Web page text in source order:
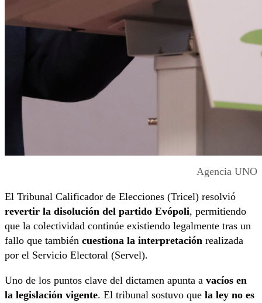
Agencia UNO
El Tribunal Calificador de Elecciones (Tricel) resolvió
revertir la disolución del partido Evópoli, permitiendo
que la colectividad continúe existiendo legalmente tras un
fallo que también cuestiona la interpretación realizada
por el Servicio Electoral (Servel).
Uno de los puntos clave del dictamen apunta a vacíos en
la legislación vigente. El tribunal sostuvo que la ley no es